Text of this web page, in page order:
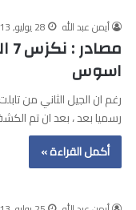
أيمن عبد الله 28 يوليو, 2013
اسوس
رغم ان الجيل الثاني من
رسميا بعد ، بعد ان تم
أكمل القراءة »